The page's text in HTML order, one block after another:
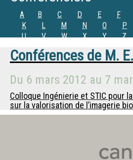
A B C D E F
K
L M N O P
U
V W X Y Z
Conférences de M.
Du 6 mars 2012 au 7
Colloque Ingénierie et STIC pour
sur la valorisation de l’imagerie